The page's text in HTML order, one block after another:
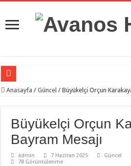
Gross Market’te Büyük İndirim Fırsatı!
Orçun Karakaya: “Türk Dünyasında Kardeşlik
Orçun Karakaya’dan Batuhan Mumcu’ya
Nevşehir Çevre Yolu İçin Kritik Adım! İhale
Anasayfa / Güncel / Büyükelçi Orçun
Büyükelçi Orçun
Bayram Mesajı
admin 7 Haziran 2025 Güncel
78 Görüntülenme